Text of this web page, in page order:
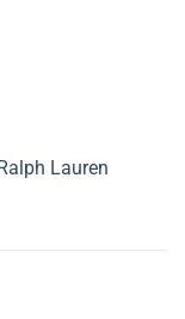
Lauren